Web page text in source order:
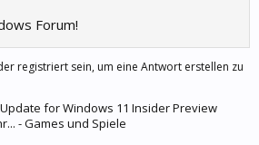
Forum!
registriert sein, um eine Antwort erstellen zu
for Windows 11 Insider Preview
- Games und Spiele